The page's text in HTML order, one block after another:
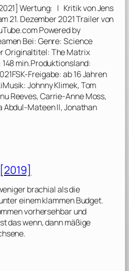
Wertung: | Kritik von Jens
21. Dezember 2021 Trailer von
Powered by
Bei: Genre: Science
Originaltitel: The Matrix
min.Produktionsland:
Freigabe: ab 16 Jahren
Johnny Klimek, Tom
Reeves, Carrie-Anne Moss,
Abdul-Mateen II, Jonathan
brachial als die
einem klammen Budget.
vorhersehbar und
das wenn, dann mäßige